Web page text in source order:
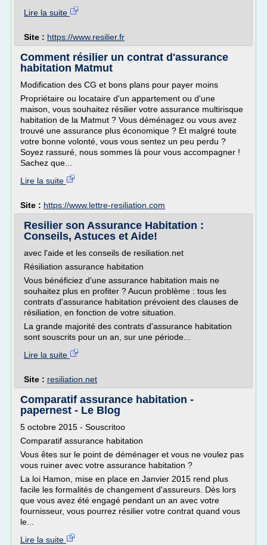
Lire la suite
Site : https://www.resilier.fr
Comment résilier un contrat d'assurance
habitation Matmut
Modification des CG et bons plans pour payer moins
Propriétaire ou locataire d'un appartement ou d'une
maison, vous souhaitez résilier votre assurance multirisque
habitation de la Matmut ? Vous déménagez ou vous avez
trouvé une assurance plus économique ? Et malgré toute
votre bonne volonté, vous vous sentez un peu perdu ?
Soyez rassuré, nous sommes là pour vous accompagner !
Sachez que...
Lire la suite
Site : https://www.lettre-resiliation.com
Resilier son Assurance Habitation :
Conseils, Astuces et Aide!
avec l'aide et les conseils de resiliation.net
Résiliation assurance habitation
Vous bénéficiez d'une assurance habitation mais ne
souhaitez plus en profiter ? Aucun problème : tous les
contrats d'assurance habitation prévoient des clauses de
résiliation, en fonction de votre situation.
La grande majorité des contrats d'assurance habitation
sont souscrits pour un an, sur une période...
Lire la suite
Site : resiliation.net
Comparatif assurance habitation -
papernest - Le Blog
5 octobre 2015 - Souscritoo
Comparatif assurance habitation
Vous êtes sur le point de déménager et vous ne voulez pas
vous ruiner avec votre assurance habitation ?
La loi Hamon, mise en place en Janvier 2015 rend plus
facile les formalités de changement d'assureurs. Dès lors
que vous avez été engagé pendant un an avec votre
fournisseur, vous pourrez résilier votre contrat quand vous
le...
Lire la suite